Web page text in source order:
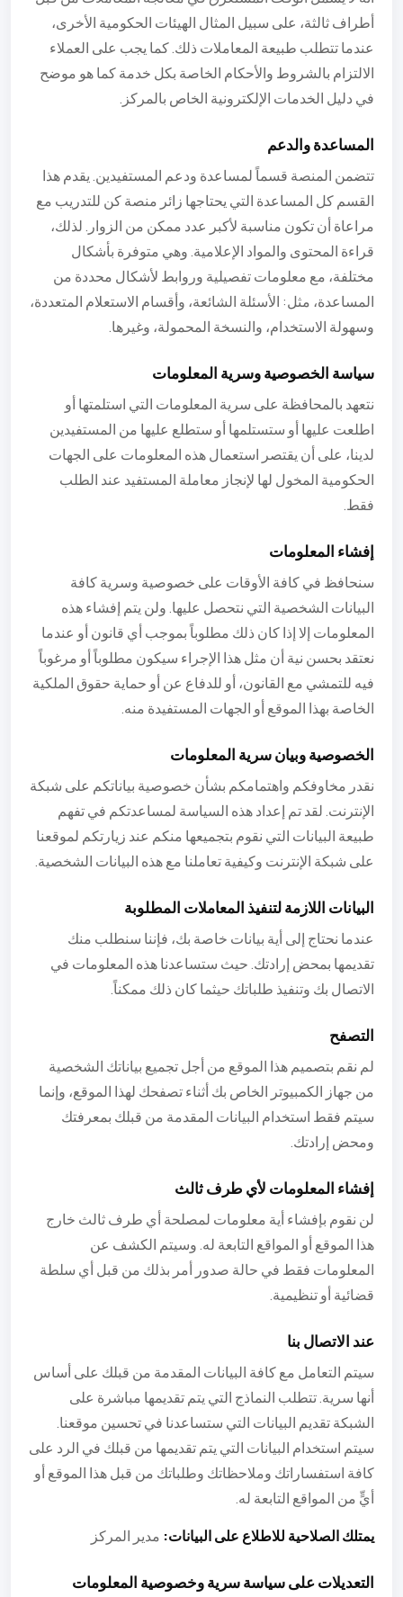
أطراف ثالثة، على سبيل المثال الهيئات الحكومية الأخرى،
عندما تتطلب طبيعة المعاملات ذلك. كما يجب على العملاء
الالتزام بالشروط والأحكام الخاصة بكل خدمة كما هو موضح
في دليل الخدمات الإلكترونية الخاص بالمركز.
المساعدة والدعم
تتضمن المنصة قسماً لمساعدة ودعم المستفيدين. يقدم هذا
القسم كل المساعدة التي يحتاجها زائر منصة كن للتدريب مع
مراعاة أن تكون مناسبة لأكبر عدد ممكن من الزوار. لذلك،
قراءة المحتوى والمواد الإعلامية. وهي متوفرة بأشكال
مختلفة، مع معلومات تفصيلية وروابط لأشكال محددة من
المساعدة، مثل: الأسئلة الشائعة، وأقسام الاستعلام المتعددة،
وسهولة الاستخدام، والنسخة المحمولة، وغيرها.
سياسة الخصوصية وسرية المعلومات
نتعهد بالمحافظة على سرية المعلومات التي استلمتها أو
اطلعت عليها أو ستستلمها أو ستطلع عليها من المستفيدين
لدينا، على أن يقتصر استعمال هذه المعلومات على الجهات
الحكومية المخول لها لإنجاز معاملة المستفيد عند الطلب
فقط.
إفشاء المعلومات
سنحافظ في كافة الأوقات على خصوصية وسرية كافة
البيانات الشخصية التي نتحصل عليها. ولن يتم إفشاء هذه
المعلومات إلا إذا كان ذلك مطلوباً بموجب أي قانون أو عندما
نعتقد بحسن نية أن مثل هذا الإجراء سيكون مطلوباً أو مرغوباً
فيه للتمشي مع القانون، أو للدفاع عن أو حماية حقوق الملكية
الخاصة بهذا الموقع أو الجهات المستفيدة منه.
الخصوصية وبيان سرية المعلومات
نقدر مخاوفكم واهتمامكم بشأن خصوصية بياناتكم على شبكة
الإنترنت. لقد تم إعداد هذه السياسة لمساعدتكم في تفهم
طبيعة البيانات التي نقوم بتجميعها منكم عند زيارتكم لموقعنا
على شبكة الإنترنت وكيفية تعاملنا مع هذه البيانات الشخصية.
البيانات اللازمة لتنفيذ المعاملات المطلوبة
عندما نحتاج إلى أية بيانات خاصة بك، فإننا سنطلب منك
تقديمها بمحض إرادتك. حيث ستساعدنا هذه المعلومات في
الاتصال بك وتنفيذ طلباتك حيثما كان ذلك ممكناً.
التصفح
لم نقم بتصميم هذا الموقع من أجل تجميع بياناتك الشخصية
من جهاز الكمبيوتر الخاص بك أثناء تصفحك لهذا الموقع، وإنما
سيتم فقط استخدام البيانات المقدمة من قبلك بمعرفتك
ومحض إرادتك.
إفشاء المعلومات لأي طرف ثالث
لن نقوم بإفشاء أية معلومات لمصلحة أي طرف ثالث خارج
هذا الموقع أو المواقع التابعة له. وسيتم الكشف عن
المعلومات فقط في حالة صدور أمر بذلك من قبل أي سلطة
قضائية أو تنظيمية.
عند الاتصال بنا
سيتم التعامل مع كافة البيانات المقدمة من قبلك على أساس
أنها سرية. تتطلب النماذج التي يتم تقديمها مباشرة على
الشبكة تقديم البيانات التي ستساعدنا في تحسين موقعنا.
سيتم استخدام البيانات التي يتم تقديمها من قبلك في الرد على
كافة استفساراتك وملاحظاتك وطلباتك من قبل هذا الموقع أو
أيٍّ من المواقع التابعة له.
يمتلك الصلاحية للاطلاع على البيانات:مدير المركز
التعديلات على سياسة سرية وخصوصية المعلومات